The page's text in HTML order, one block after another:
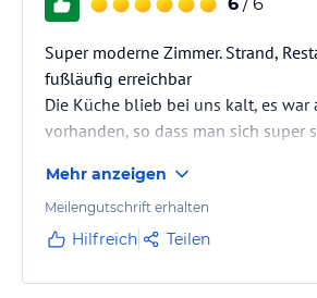
Super moderne Zimmer. Strand,
fußläufig erreichbar
Die Küche blieb bei uns kalt, es war
vorhanden, so dass man sich super
Mehr anzeigen
Meilengutschrift erhalten
Hilfreich Teilen